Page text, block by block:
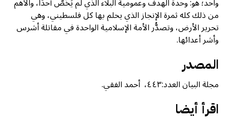
من ذلك كله ثمرة الإنجاز الذي يحلم بها كل فلسطيني، وهي
تحرير الأرض، وتصدُّر الأمة الإسلامية الواحدة في مقاتلة أشرس
وأشر أعدائها.
المصدر
مجلة البيان العدد:٤٤٣، أحمد الفقي.
اقرأ أيضا